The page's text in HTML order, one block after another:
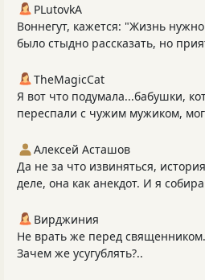
PLutоvkА
Воннегут, кажется: "Жизнь
было стыдно рассказать, но
TheMagicCat
Я вот что подумала...бабушки,
переспали с чужим мужиком,
Алексей Асташов
Да не за что извиняться,
деле, она как анекдот. И я
Вирджиния
Не врать же перед
Зачем же усугублять?..